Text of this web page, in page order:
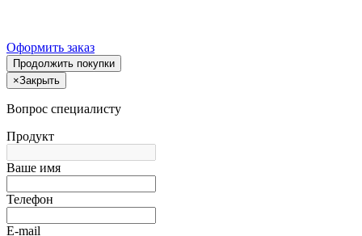
Оформить заказ
Продолжить покупки
×Закрыть
Вопрос специалисту
Продукт
Ваше имя
Телефон
E-mail